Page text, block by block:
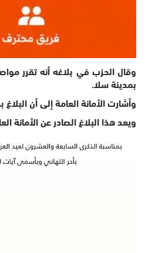
بمدينة سلا.
وأشارت الأمانة العامة إلى أن
ويعد هذا البلاغ الصادر عن الأمانة